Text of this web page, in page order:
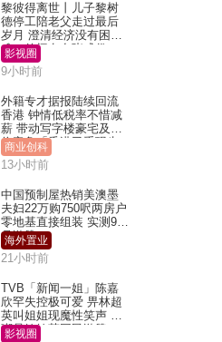
黎彼得离世丨儿子黎树
德停工陪老父走过最后
岁月 澄清经济没有困
难：传闻有夸张成份
影视圈
9小时前
外籍专才据报陆续回流
香港 钟情低税率不惜减
薪 带动写字楼豪宅及学
位竞争「香港已重现生
机」
商业创科
13小时前
中国预制屋热销美澳墨
夫妇22万购750呎两房户
零地基直接组装 实测9个
月激赞
海外置业
21小时前
TVB「新闻一姐」陈嘉
欣罕失控极可爱 畀林超
英叫姐姐现魔性笑声 自
嘲是姨姨获网民激赞
影视圈